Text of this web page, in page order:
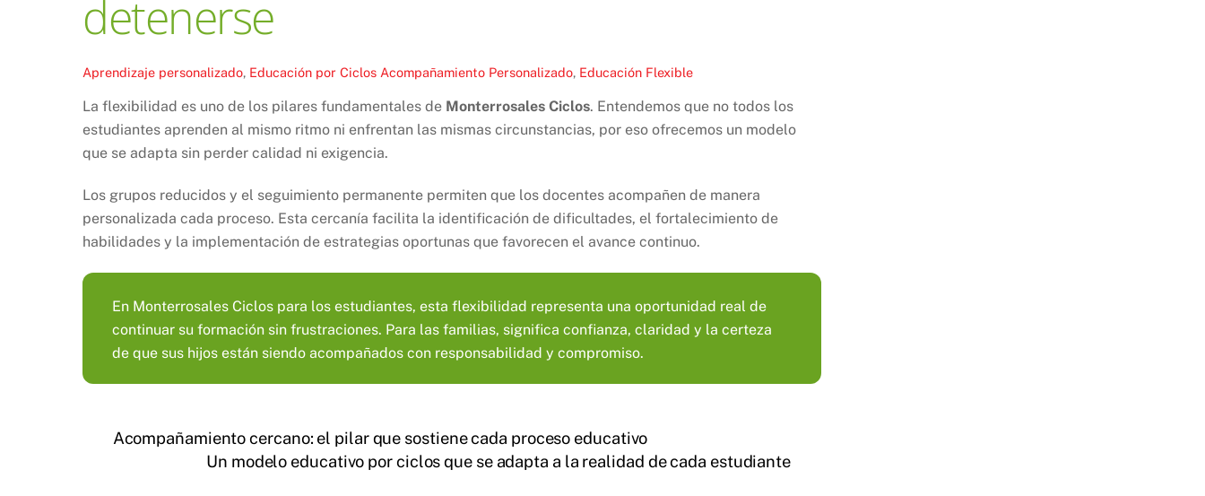
detenerse
Aprendizaje personalizado, Educación por Ciclos Acompañamiento Personalizado, Educación Flexible
La flexibilidad es uno de los pilares fundamentales de Monterrosales Ciclos. Entendemos que no todos los
estudiantes aprenden al mismo ritmo ni enfrentan las mismas circunstancias, por eso ofrecemos un modelo
que se adapta sin perder calidad ni exigencia.
Los grupos reducidos y el seguimiento permanente permiten que los docentes acompañen de manera
personalizada cada proceso. Esta cercanía facilita la identificación de dificultades, el fortalecimiento de
habilidades y la implementación de estrategias oportunas que favorecen el avance continuo.
En Monterrosales Ciclos para los estudiantes, esta flexibilidad representa una oportunidad real de
continuar su formación sin frustraciones. Para las familias, significa confianza, claridad y la certeza
de que sus hijos están siendo acompañados con responsabilidad y compromiso.
Acompañamiento cercano: el pilar que sostiene cada proceso educativo
Un modelo educativo por ciclos que se adapta a la realidad de cada estudiante